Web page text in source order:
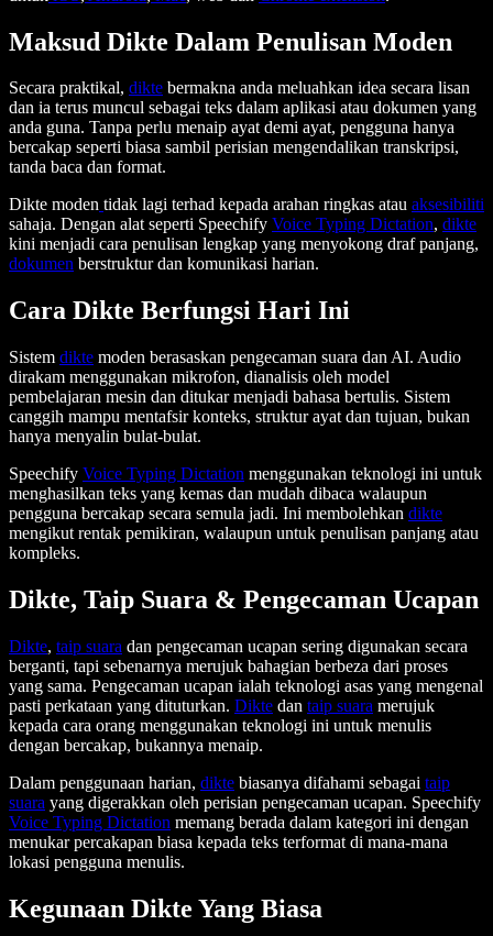
Maksud Dikte Dalam Penulisan Moden
Secara praktikal, dikte bermakna anda meluahkan idea secara lisan
dan ia terus muncul sebagai teks dalam aplikasi atau dokumen yang
anda guna. Tanpa perlu menaip ayat demi ayat, pengguna hanya
bercakap seperti biasa sambil perisian mengendalikan transkripsi,
tanda baca dan format.
Dikte moden tidak lagi terhad kepada arahan ringkas atau aksesibiliti
sahaja. Dengan alat seperti Speechify Voice Typing Dictation, dikte
kini menjadi cara penulisan lengkap yang menyokong draf panjang,
dokumen berstruktur dan komunikasi harian.
Cara Dikte Berfungsi Hari Ini
Sistem dikte moden berasaskan pengecaman suara dan AI. Audio
dirakam menggunakan mikrofon, dianalisis oleh model
pembelajaran mesin dan ditukar menjadi bahasa bertulis. Sistem
canggih mampu mentafsir konteks, struktur ayat dan tujuan, bukan
hanya menyalin bulat-bulat.
Speechify Voice Typing Dictation menggunakan teknologi ini untuk
menghasilkan teks yang kemas dan mudah dibaca walaupun
pengguna bercakap secara semula jadi. Ini membolehkan dikte
mengikut rentak pemikiran, walaupun untuk penulisan panjang atau
kompleks.
Dikte, Taip Suara & Pengecaman Ucapan
Dikte, taip suara dan pengecaman ucapan sering digunakan secara
berganti, tapi sebenarnya merujuk bahagian berbeza dari proses
yang sama. Pengecaman ucapan ialah teknologi asas yang mengenal
pasti perkataan yang dituturkan. Dikte dan taip suara merujuk
kepada cara orang menggunakan teknologi ini untuk menulis
dengan bercakap, bukannya menaip.
Dalam penggunaan harian, dikte biasanya difahami sebagai taip
suara yang digerakkan oleh perisian pengecaman ucapan. Speechify
Voice Typing Dictation memang berada dalam kategori ini dengan
menukar percakapan biasa kepada teks terformat di mana-mana
lokasi pengguna menulis.
Kegunaan Dikte Yang Biasa